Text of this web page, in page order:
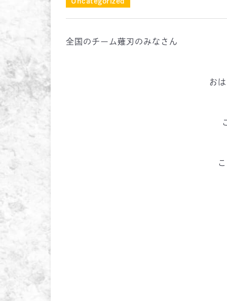
全国のチーム薙刃のみなさん
お